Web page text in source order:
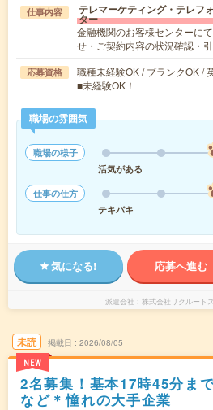
仕事内容 テレマーケティング・テレフ
ター
金融機関のお客様センターに
せ・ご契約内容の状況確認・
応募資格
職種未経験OK / ブランクOK /
■未経験OK！
職場の雰囲気
職場の様子
活気がある
仕事の仕方
テキパキ
気になる! 応募へ進む
派遣会社 株式会社リクルート
未読
NEW
掲載日 2026/08/05
2名募集！基本17時45分ま
など＊憧れの大手企業